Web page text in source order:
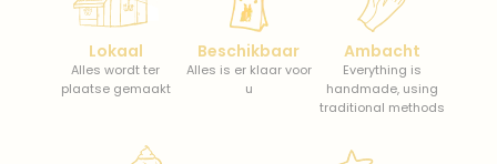
Lokaal
Alles wordt ter
plaatse gemaakt
Beschikbaar
Alles is er klaar voor
u
Ambacht
Everything is
handmade, using
traditional methods